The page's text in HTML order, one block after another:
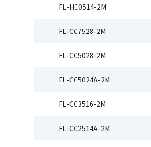
FL-HC0514-2M
FL-CC7528-2M
FL-CC5028-2M
FL-CC5024A-2M
FL-CC3516-2M
FL-CC2514A-2M